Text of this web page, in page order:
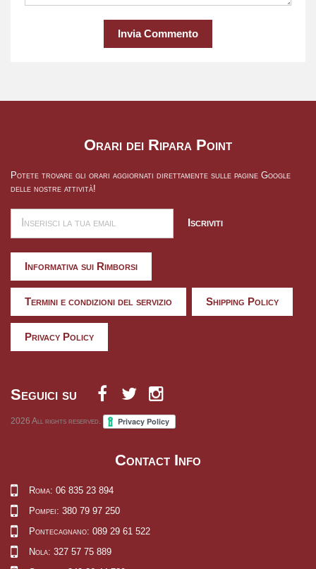
Invia Commento
Orari dei Ripara Point
Potete trovare gli orari aggiornati direttamente sulle pagine Google
delle nostre attività!
Iscriviti
Informativa sui Rimborsi
Termini e condizioni del servizio Shipping Policy
Privacy Policy
Seguici su
2026 All rights reserved.
Contact Info
Roma: 06 835 23 894
Pompei: 380 79 97 250
Pontecagnano: 089 29 61 522
Nola: 327 57 75 889